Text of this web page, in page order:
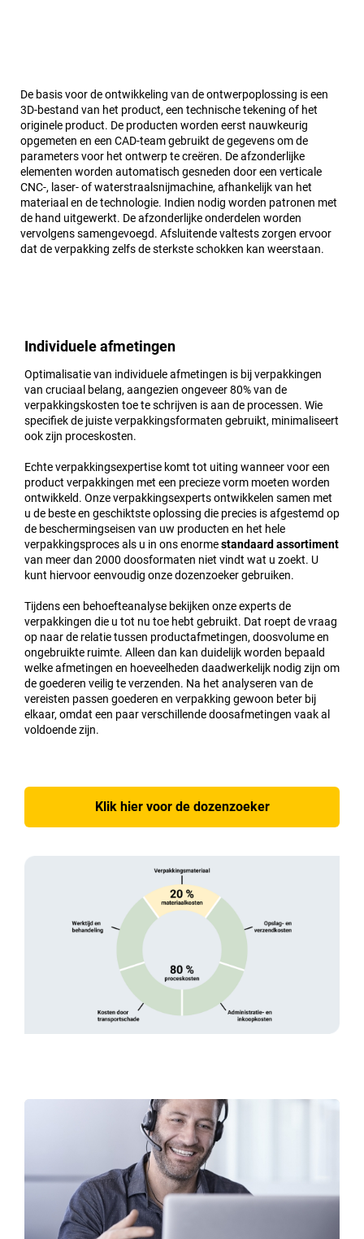
De basis voor de ontwikkeling van de ontwerpoplossing is een
3D-bestand van het product, een technische tekening of het
originele product. De producten worden eerst nauwkeurig
opgemeten en een CAD-team gebruikt de gegevens om de
parameters voor het ontwerp te creëren. De afzonderlijke
elementen worden automatisch gesneden door een verticale
CNC-, laser- of waterstraalsnijmachine, afhankelijk van het
materiaal en de technologie. Indien nodig worden patronen met
de hand uitgewerkt. De afzonderlijke onderdelen worden
vervolgens samengevoegd. Afsluitende valtests zorgen ervoor
dat de verpakking zelfs de sterkste schokken kan weerstaan.
Individuele afmetingen
Optimalisatie van individuele afmetingen is bij verpakkingen
van cruciaal belang, aangezien ongeveer 80% van de
verpakkingskosten toe te schrijven is aan de processen. Wie
specifiek de juiste verpakkingsformaten gebruikt, minimaliseert
ook zijn proceskosten.
Echte verpakkingsexpertise komt tot uiting wanneer voor een
product verpakkingen met een precieze vorm moeten worden
ontwikkeld. Onze verpakkingsexperts ontwikkelen samen met
u de beste en geschiktste oplossing die precies is afgestemd op
de beschermingseisen van uw producten en het hele
verpakkingsproces als u in ons enormestandaard assortiment
van meer dan 2000 doosformaten niet vindt wat u zoekt. U
kunt hiervoor eenvoudig onze dozenzoeker gebruiken.
Tijdens een behoefteanalyse bekijken onze experts de
verpakkingen die u tot nu toe hebt gebruikt. Dat roept de vraag
op naar de relatie tussen productafmetingen, doosvolume en
ongebruikte ruimte. Alleen dan kan duidelijk worden bepaald
welke afmetingen en hoeveelheden daadwerkelijk nodig zijn om
de goederen veilig te verzenden. Na het analyseren van de
vereisten passen goederen en verpakking gewoon beter bij
elkaar, omdat een paar verschillende doosafmetingen vaak al
voldoende zijn.
Klik hier voor de dozenzoeker